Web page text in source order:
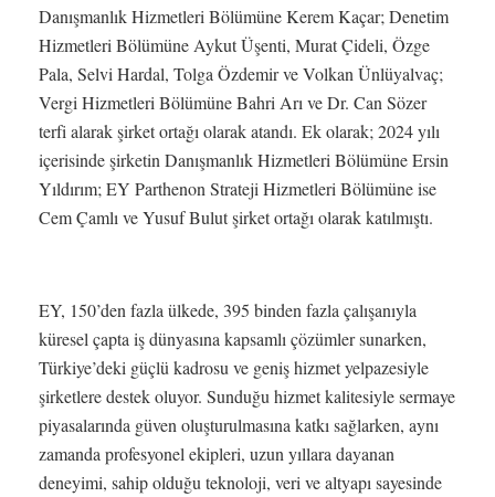
Danışmanlık Hizmetleri Bölümüne Kerem Kaçar; Denetim
Hizmetleri Bölümüne Aykut Üşenti, Murat Çideli, Özge
Pala, Selvi Hardal, Tolga Özdemir ve Volkan Ünlüyalvaç;
Vergi Hizmetleri Bölümüne Bahri Arı ve Dr. Can Sözer
terfi alarak şirket ortağı olarak atandı. Ek olarak; 2024 yılı
içerisinde şirketin Danışmanlık Hizmetleri Bölümüne Ersin
Yıldırım; EY Parthenon Strateji Hizmetleri Bölümüne ise
Cem Çamlı ve Yusuf Bulut şirket ortağı olarak katılmıştı.
EY, 150’den fazla ülkede, 395 binden fazla çalışanıyla
küresel çapta iş dünyasına kapsamlı çözümler sunarken,
Türkiye’deki güçlü kadrosu ve geniş hizmet yelpazesiyle
şirketlere destek oluyor. Sunduğu hizmet kalitesiyle sermaye
piyasalarında güven oluşturulmasına katkı sağlarken, aynı
zamanda profesyonel ekipleri, uzun yıllara dayanan
deneyimi, sahip olduğu teknoloji, veri ve altyapı sayesinde